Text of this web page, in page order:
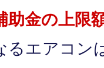
助金の上限
るエアコン